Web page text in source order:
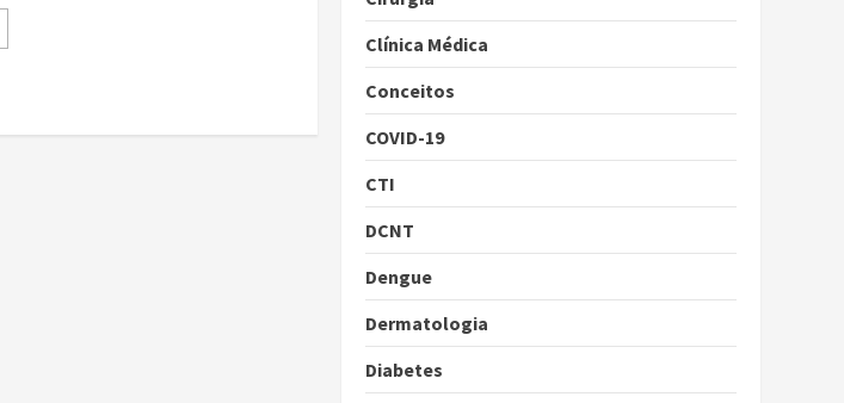
Clínica Médica
Conceitos
COVID-19
CTI
DCNT
Dengue
Dermatologia
Diabetes